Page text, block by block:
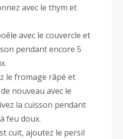
avec le thym et
avec le couvercle et
pendant encore 5
le fromage râpé et
nouveau avec le
la cuisson pendant
feu doux.
cuit, ajoutez le persil